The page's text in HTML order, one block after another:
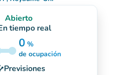
Google Maps)
pestaña)
Abierto
tiempo real
0 %
5%
de ocupación
Previsiones